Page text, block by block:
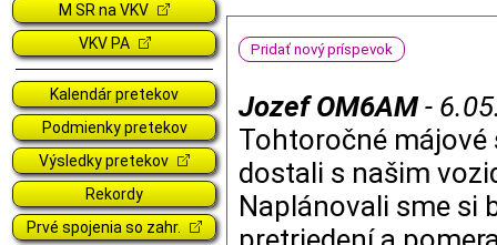
M SR na VKV
VKV PA
Kalendár pretekov
Podmienky pretekov
Výsledky pretekov
Rekordy
Prvé spojenia so zahr.
Pridať nový príspevok
Jozef OM6AM
Tohtoročné májové
dostali s našim
Naplánovali sme si